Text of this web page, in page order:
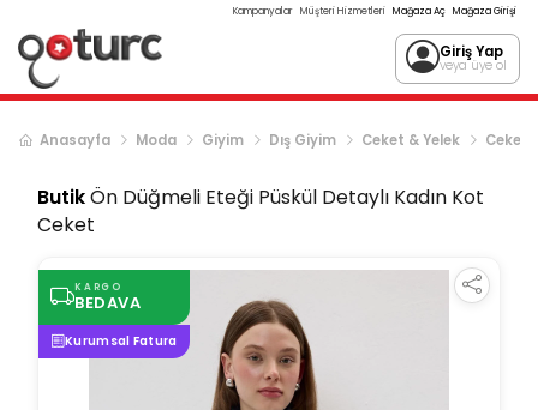
Kampanyalar Müşteri Hizmetleri Mağaza Aç Mağaza Girişi
Giriş Yap
veya üye ol
Anasayfa Moda Giyim Dış Giyim Ceket & Yelek Ceket
ButikÖn Düğmeli Eteği Püskül Detaylı Kadın Kot
Ceket
KARGO
BEDAVA
Kurumsal Fatura